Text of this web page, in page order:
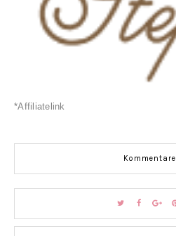
*Affiliatelink